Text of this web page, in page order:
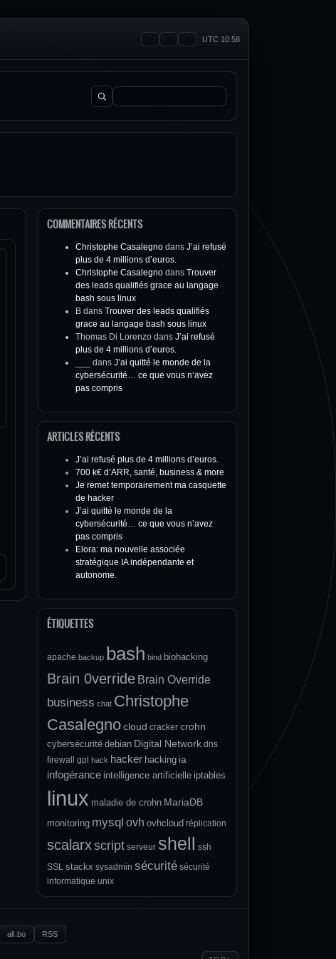
UTC 10:58
Rechercher :
COMMENTAIRES RÉCENTS
Christophe Casalegno dans J’ai refusé
plus de 4 millions d’euros.
Christophe Casalegno dans Trouver
des leads qualifiés grace au langage
bash sous linux
B dans Trouver des leads qualifiés
grace au langage bash sous linux
Thomas Di Lorenzo dans J’ai refusé
plus de 4 millions d’euros.
dans J’ai quitté le monde de la
cybersécurité… ce que vous n’avez
pas compris
ARTICLES RÉCENTS
J’ai refusé plus de 4 millions d’euros.
700 k€ d’ARR, santé, business & more
Je remet temporairement ma casquette
de hacker
J’ai quitté le monde de la
cybersécurité… ce que vous n’avez
pas compris
Elora: ma nouvelle associée
stratégique IA indépendante et
autonome.
ÉTIQUETTES
apache backup bash bind biohacking
Brain 0verride Brain Override
business chat Christophe
Casalegnocloud cracker crohn
cybersécurité debian Digital Network dns
firewall
gpl hack hacker hacking ia
infogérance intelligence artificielle iptables
linux maladie de crohn MariaDB
monitoring mysql ovh ovhcloud réplication
scalarxscript serveur shell
ssh
SSL stackx sysadmin sécurité sécurité
informatique unix
all.bo
RSS